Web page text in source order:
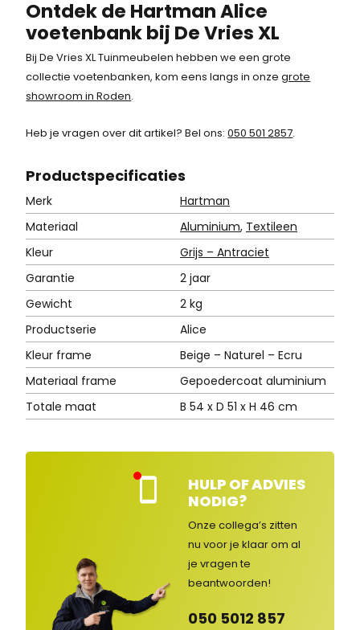
Ontdek de Hartman Alice
voetenbank bij De Vries XL
Bij De Vries XL Tuinmeubelen hebben we een grote
collectie voetenbanken, kom eens langs in onzegrote
showroom in Roden.
Heb je vragen over dit artikel? Bel ons:050 501 2857.
Productspecificaties
Merk
Hartman
Materiaal
Aluminium, Textileen
Kleur
Grijs – Antraciet
Garantie
2 jaar
Gewicht
2 kg
Productserie
Alice
Kleur frame
Beige – Naturel – Ecru
Materiaal frame
Gepoedercoat aluminium
Totale maat
B 54 x D 51 x H 46 cm
nte
en
HULP OF ADVIES
NODIG?
Onze collega’s zitten
nu voor je klaar om al
je vragen te
beantwoorden!
050 5012 857